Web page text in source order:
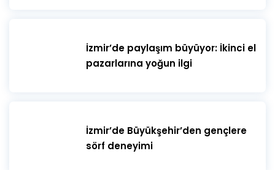
İzmir’de paylaşım büyüyor: İkinci el
pazarlarına yoğun ilgi
İzmir’de Büyükşehir’den gençlere
sörf deneyimi